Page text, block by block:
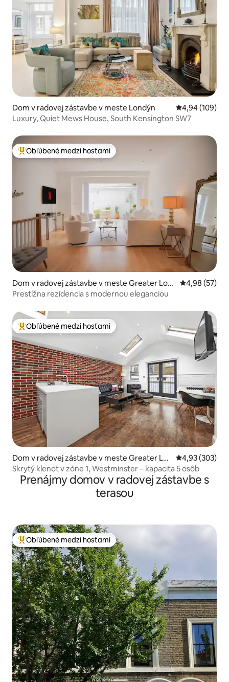
Dom v radovej zástavbe v meste Londýn Priemerné
4,94 (109)
Luxury, Quiet Mews House, South Kensington SW7
Najobľúbenejšie medzi hosťami
Obľúbené medzi hosťami
Dom v radovej zástavbe v meste Greater Lon
don
Priemerné
4,98 (57)
Prestížna rezidencia s modernou eleganciou
Najobľúbenejšie medzi hosťami
Obľúbené medzi hosťami
Dom v radovej zástavbe v meste Greater Lo
ndon
Priemerné
4,93 (303)
Skrytý klenot v zóne 1, Westminster – kapacita 5 osôb
Prenájmy domov v radovej zástavbe s
terasou
Najobľúbenejšie medzi hosťami
Obľúbené medzi hosťami